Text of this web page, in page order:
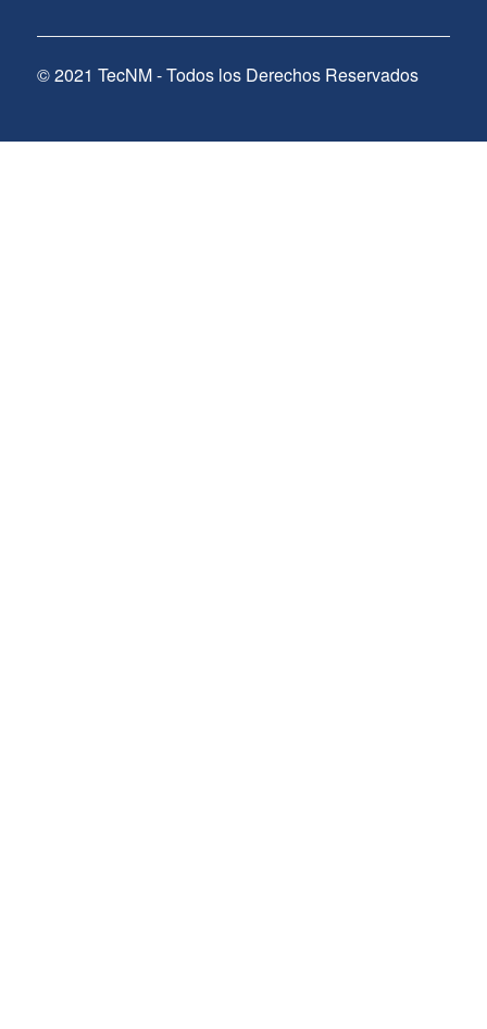
© 2021 TecNM - Todos los Derechos Reservados